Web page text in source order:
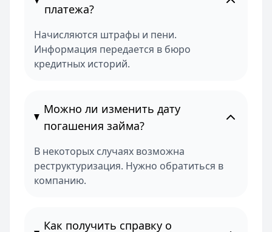
платежа?
Начисляются штрафы и пени.
Информация передается в бюро
кредитных историй.
Можно ли изменить дату
погашения займа?
В некоторых случаях возможна
реструктуризация. Нужно обратиться в
компанию.
Как получить справку о